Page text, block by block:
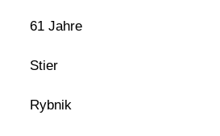
61 Jahre
Stier
Rybnik